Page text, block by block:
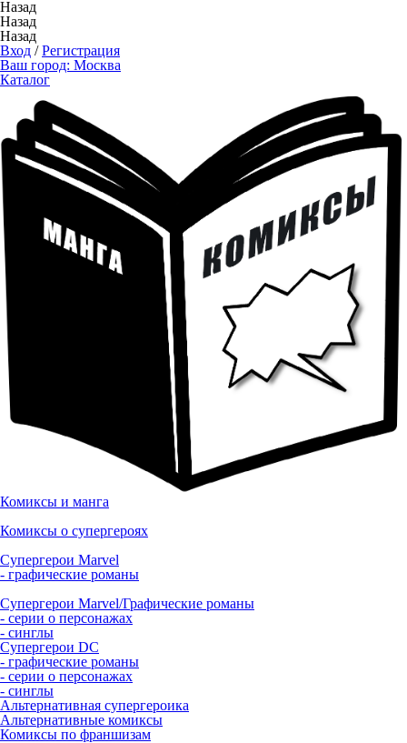
Назад
Назад
Назад
Вход /Регистрация
Ваш город: Москва
Каталог
Комиксы и манга
Комиксы о супергероях
Супергерои Marvel
- графические романы
Супергерои Marvel/Графические романы
- серии о персонажах
- синглы
Супергерои DC
- графические романы
- серии о персонажах
- синглы
Альтернативная супергероика
Альтернативные комиксы
Комиксы по франшизам